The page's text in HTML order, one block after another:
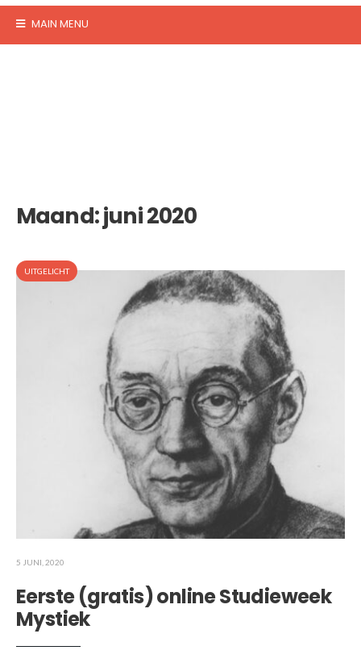
MAIN MENU
Maand:juni 2020
UITGELICHT
5 JUNI, 2020
Eerste (gratis) online Studieweek
Mystiek